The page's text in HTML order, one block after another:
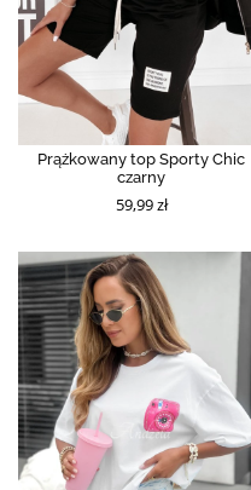
Prążkowany top Sporty Chic
czarny
59,99 zł